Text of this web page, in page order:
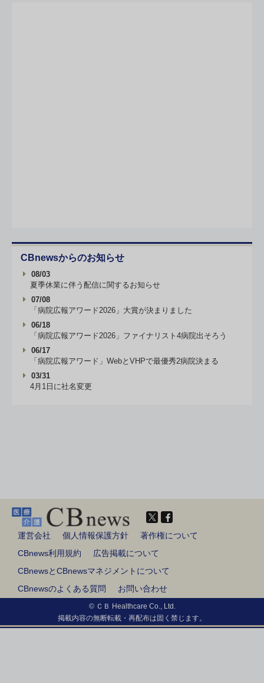
CBnewsからのお知らせ
08/03
夏季休業に伴う配信に関するお知らせ
07/08
「病院広報アワード2026」大賞が決まりました
06/18
「病院広報アワード2026」ファイナリスト4病院出そろう
06/17
「病院広報アワード」WebとVHPで最優秀2病院決まる
03/31
4月1日に社名変更
運営会社 個人情報保護方針
著作権について
CBnews利用規約
広告掲載について
CBnewsとCBnewsマネジメントについて
CBnewsのよくある質問
お問い合わせ
© ＣＢ Healthcare Co., Ltd.
掲載内容の無断転載・再配布は固く禁じます。